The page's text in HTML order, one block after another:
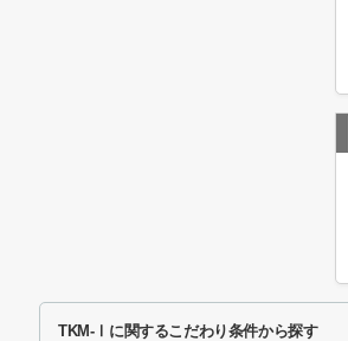
TKM-Ⅰに関するこだわり条件から探す